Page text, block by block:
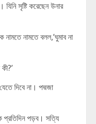
সৃষ্টি করেছেন উনার
নামতে নামতে বলল,’ঘুমাব না
দিবে না। পদ্মজা
প্রতিদিন পড়ব। সত্যি